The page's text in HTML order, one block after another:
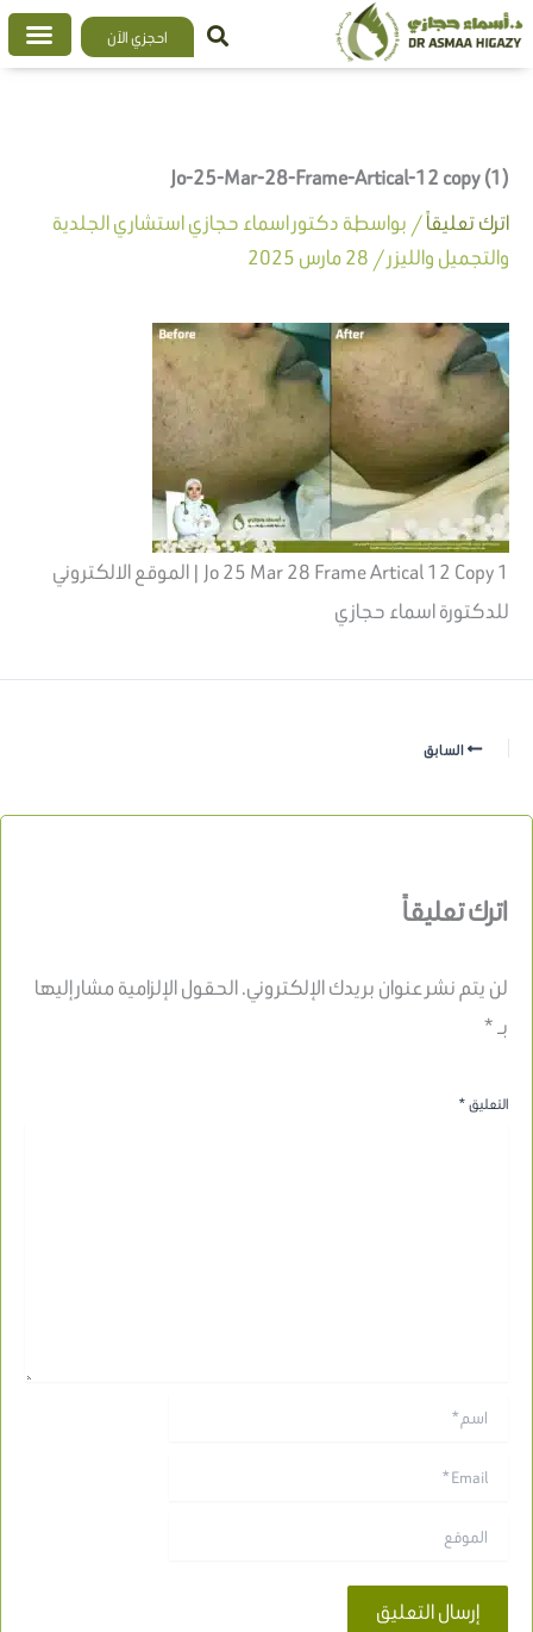
تخطي
إلى
احجزي الآن
Jo-25-Mar-28-Frame-Artical-12 copy (1)
اترك تعليقاً/ بواسطة دكتور اسماء حجازي استشاري الجلدية
والتجميل والليزر/ 28 مارس 2025
Jo 25 Mar 28 Frame Artical 12 Copy 1 | الموقع الالكتروني
للدكتورة اسماء حجازي
السابق
اترك تعليقاً
لن يتم نشر عنوان بريدك الإلكتروني.الحقول الإلزامية مشار إليها
بـ*
التعليق*